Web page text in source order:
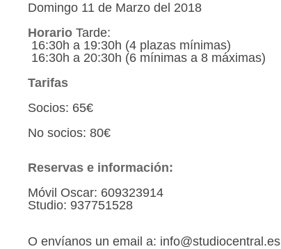
Domingo 11 de Marzo del 2018
Horario Tarde:
16:30h a 19:30h (4 plazas mínimas)
16:30h a 20:30h (6 mínimas a 8 máximas)
Tarifas
Socios: 65€
No socios: 80€
Reservas e información:
Móvil Oscar: 609323914
Studio: 937751528
O envíanos un email a: info@studiocentral.es